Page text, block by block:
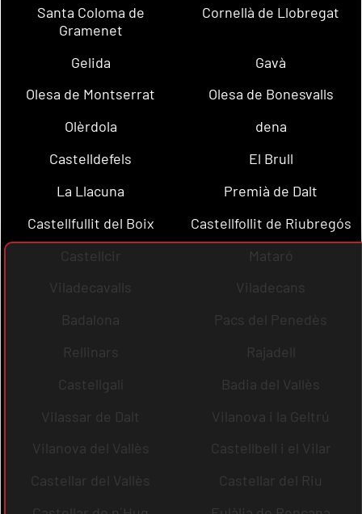
Santa Coloma de
Gramenet
Cornellà de Llobregat
Gelida
Gavà
Olesa de Montserrat
Olesa de Bonesvalls
Olèrdola
dena
Castelldefels
El Brull
La Llacuna
Premià de Dalt
Castellfullit del Boix
Castellfollit de Riubregós
Castellcir
Mataró
Viladecavalls
Viladecans
Badalona
Pacs del Penedès
Rellinars
Rajadell
Castellgalí
Badia del Vallès
Vilassar de Dalt
Vilanova i la Geltrú
Vilanova del Vallès
Castellbell i el Vilar
Castellar del Vallès
Castellar del Riu